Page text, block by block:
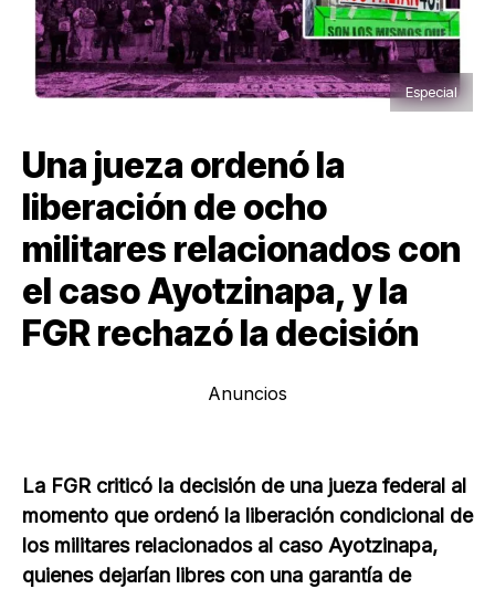
Especial
Una jueza ordenó la
liberación de ocho
militares relacionados con
el caso Ayotzinapa, y la
FGR rechazó la decisión
Anuncios
La FGR criticó la decisión de una jueza federal al
momento que ordenó la liberación condicional de
los militares relacionados al caso Ayotzinapa,
quienes dejarían libres con una garantía de